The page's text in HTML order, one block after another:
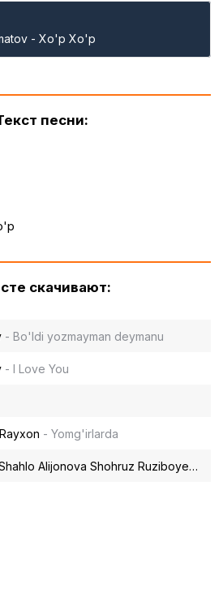
- Xo'p Xo'p
песни:
скачивают:
- Bo'ldi yozmayman deymanu
- I Love You
- Yomg'irlarda
Elmurod Ziyoyev, Shahlo Alijonova Shohruz Ruziboyev